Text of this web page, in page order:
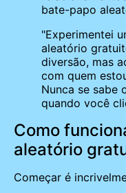
bate-papo
"Experimentei
aleatório
diversão, mas
com quem
Nunca se sabe
quando você
Como
aleatório
Começar é